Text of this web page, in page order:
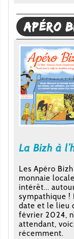
Apéro
La Bizh à
Les Apéro
monnaie
intérêt…
sympathique !
date et le lieu
février 2024,
attendant,
récemment.